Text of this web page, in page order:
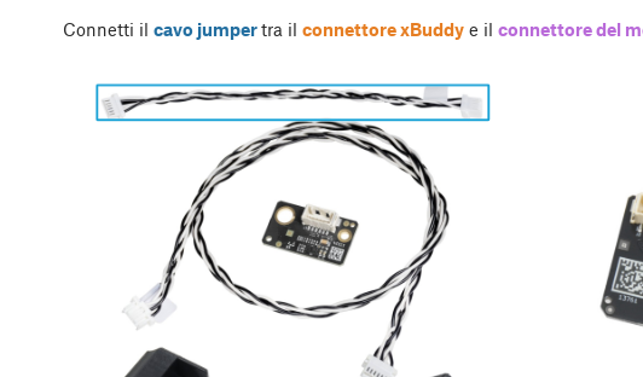
Connetti il cavo jumpertra il connettore xBuddy e il connettore del